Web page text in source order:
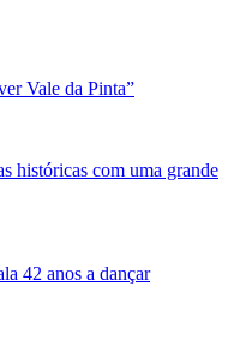
Vale da Pinta”
históricas com uma grande
42 anos a dançar